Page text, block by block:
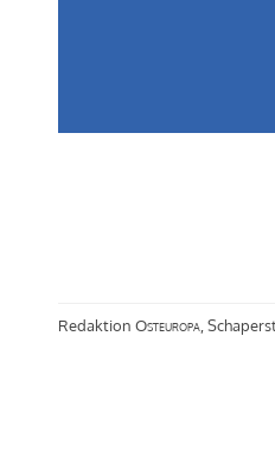
Redaktion Osteuropa,